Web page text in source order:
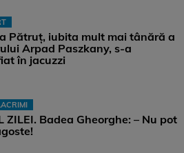
Pătruț, iubita mult mai tânără a
Arpad Paszkany, s-a
în jacuzzi
ZILEI. Badea Gheorghe: – Nu pot